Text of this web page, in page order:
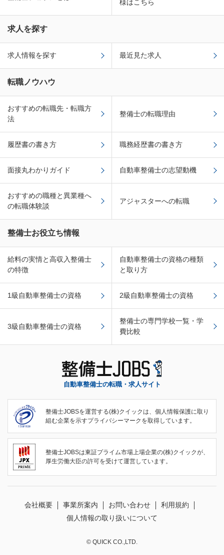
様はこちら
求人を探す
求人情報を探す 最近見た求人
転職ノウハウ
おすすめの転職先・転職方
法
整備士の転職理由
履歴書の書き方 職務経歴書の書き方
面接丸わかりガイド 自動車整備士の志望動機
おすすめの職種と異業種へ
の転職体験談
アジャスターへの転職
整備士お役立ち情報
給料の実情と高収入整備士
の特徴
自動車整備士の資格の種類
と取り方
1級自動車整備士の資格 2級自動車整備士の資格
3級自動車整備士の資格
整備士の専門学校一覧・学
費比較
自動車整備士の転職・求人サイト
整備士JOBSを運営する(株)クイックは、個人情報保護に取り
組む企業を示すプライバシーマークを取得しています。
整備士JOBSは東証プライム市場上場企業の(株)クイックが、
厚生労働大臣の許可を受けて運営しています。
会社概要 事業所案内 お問い合わせ
利用規約
個人情報の取り扱いについて
© QUICK CO.,LTD.